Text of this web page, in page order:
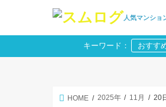
人気マンショ
キーワード： おすす
HOME 2025年 11月 20